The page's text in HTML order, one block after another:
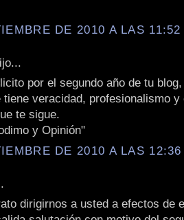
DE 2010 A LAS 11:52
por el segundo año de tu
tiene veracidad, profesionalismo
te sigue.
y Opinión"
DE 2010 A LAS
dirigirnos a usted a efectos de